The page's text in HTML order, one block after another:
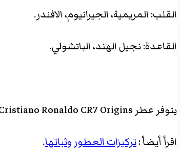
القلب: المريمية، الجيرانيوم، الافندر.
القاعدة: نجيل الهند، الباتشولي.
يتوفر عطر Cristiano Ronaldo CR7 Origins بتركيز ماء تواليت Eau de toilette بعدة سعات 30 مل بسعر 27 يورو، 50 مل 37 يورو و100 مل بسعر 47 يورو.
اقرأ أيضاً :تركيزات العطور وثباتها.